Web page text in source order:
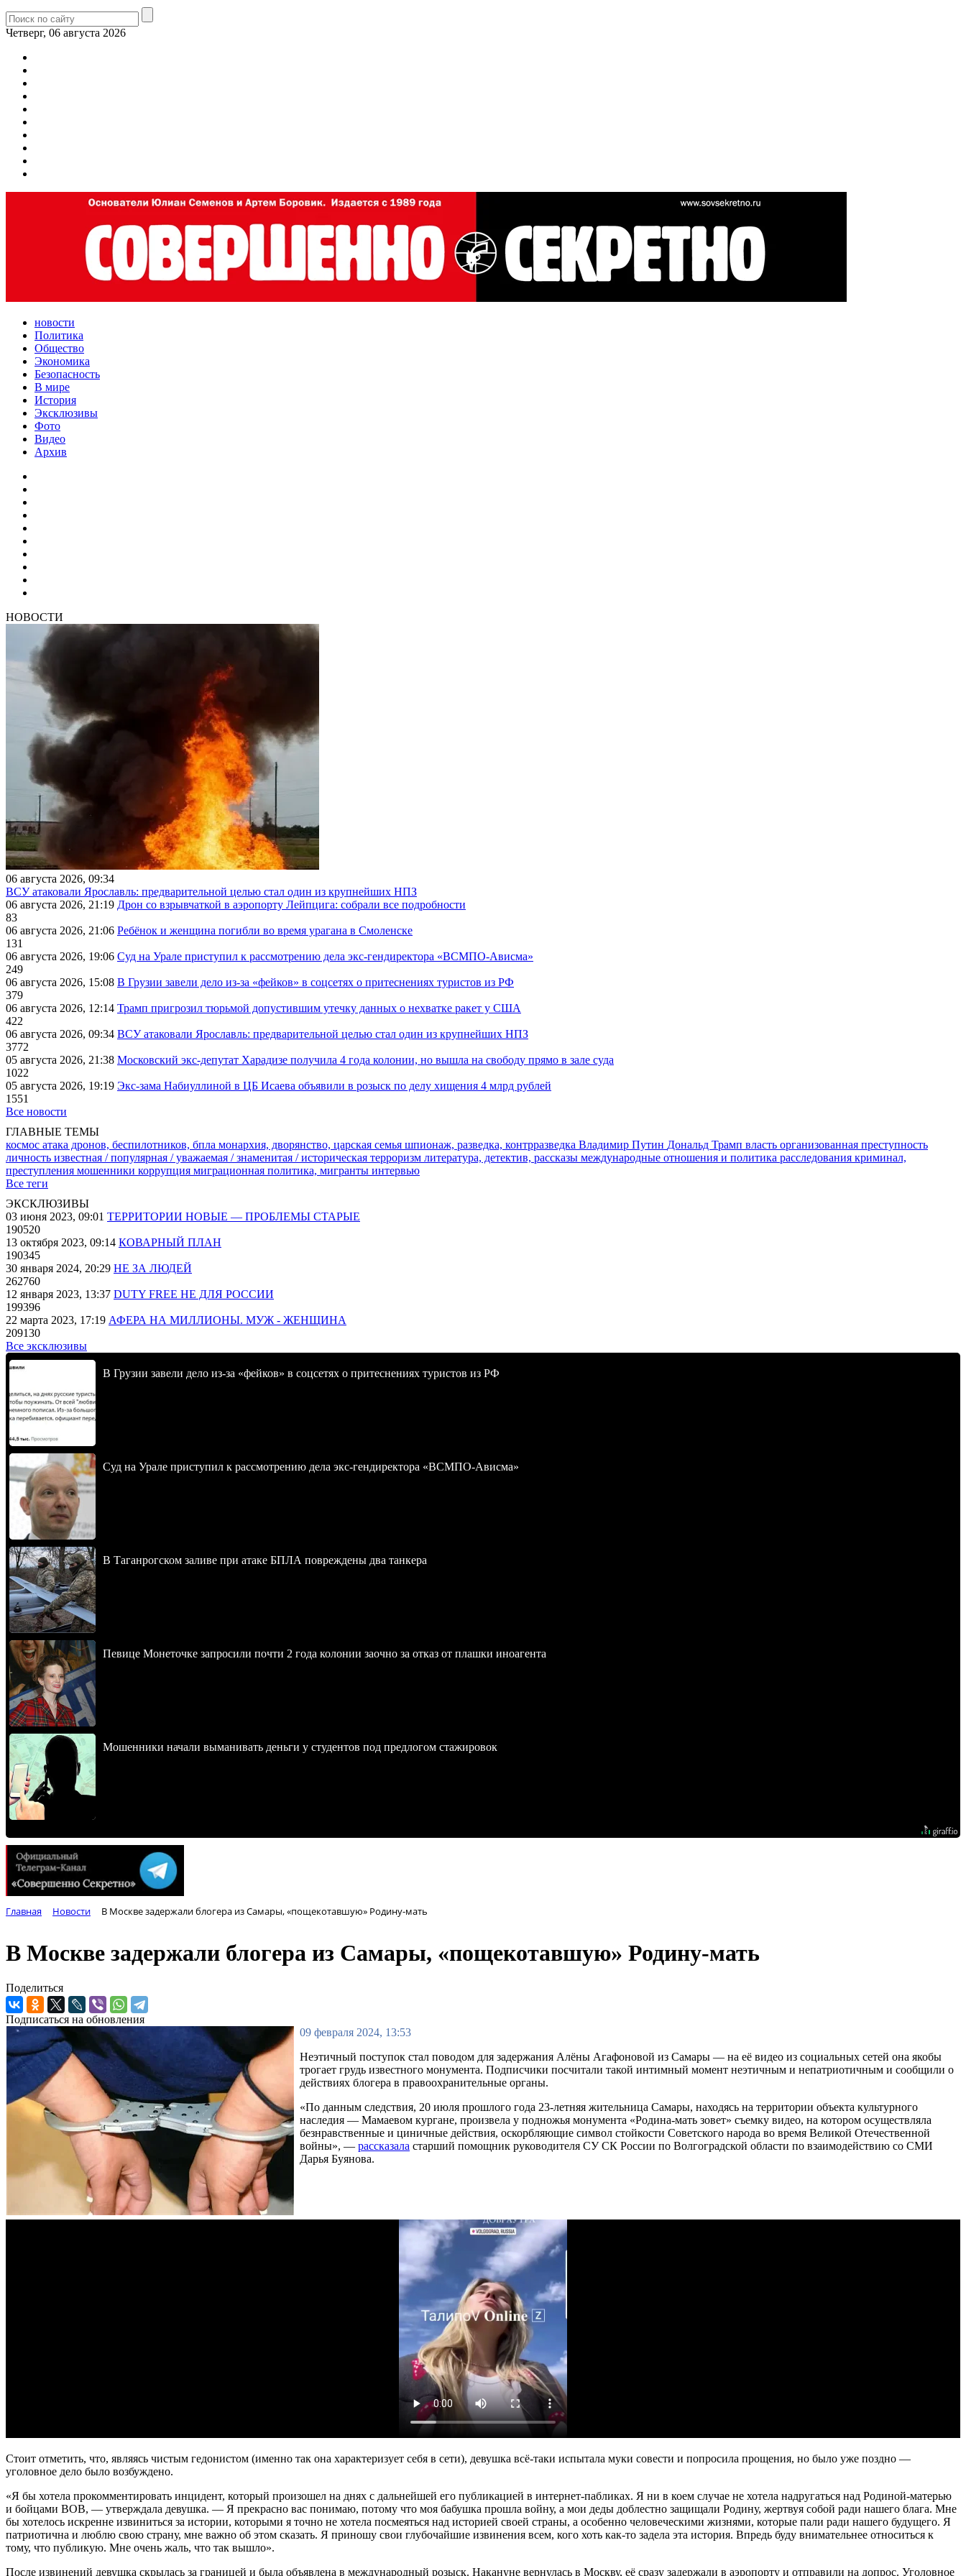
Четверг, 06 августа 2026
новости
Политика
Общество
Экономика
Безопасность
В мире
История
Эксклюзивы
Фото
Видео
Архив
НОВОСТИ
06 августа 2026, 09:34
ВСУ атаковали Ярославль: предварительной целью стал один из крупнейших НПЗ
06 августа 2026, 21:19 Дрон со взрывчаткой в аэропорту Лейпцига: собрали все подробности
83
06 августа 2026, 21:06 Ребёнок и женщина погибли во время урагана в Смоленске
131
06 августа 2026, 19:06 Суд на Урале приступил к рассмотрению дела экс-гендиректора «ВСМПО-Ависма»
249
06 августа 2026, 15:08 В Грузии завели дело из-за «фейков» в соцсетях о притеснениях туристов из РФ
379
06 августа 2026, 12:14 Трамп пригрозил тюрьмой допустившим утечку данных о нехватке ракет у США
422
06 августа 2026, 09:34 ВСУ атаковали Ярославль: предварительной целью стал один из крупнейших НПЗ
3772
05 августа 2026, 21:38 Московский экс-депутат Харадизе получила 4 года колонии, но вышла на свободу прямо в зале суда
1022
05 августа 2026, 19:19 Экс-зама Набиуллиной в ЦБ Исаева объявили в розыск по делу хищения 4 млрд рублей
1551
Все новости
ГЛАВНЫЕ ТЕМЫ
космос атака дронов, беспилотников, бпла монархия, дворянство, царская семья шпионаж, разведка, контрразведка Владимир Путин Дональд Трамп власть организованная преступность
личность известная / популярная / уважаемая / знаменитая / историческая терроризм литература, детектив, рассказы международные отношения и политика расследования криминал,
преступления мошенники коррупция миграционная политика, мигранты интервью
Все теги
ЭКСКЛЮЗИВЫ
03 июня 2023, 09:01 ТЕРРИТОРИИ НОВЫЕ — ПРОБЛЕМЫ СТАРЫЕ
190520
13 октября 2023, 09:14 КОВАРНЫЙ ПЛАН
190345
30 января 2024, 20:29 НЕ ЗА ЛЮДЕЙ
262760
12 января 2023, 13:37 DUTY FREE НЕ ДЛЯ РОССИИ
199396
22 марта 2023, 17:19 АФЕРА НА МИЛЛИОНЫ. МУЖ - ЖЕНЩИНА
209130
Все эксклюзивы
В Грузии завели дело из-за «фейков» в соцсетях о притеснениях туристов из РФ
Суд на Урале приступил к рассмотрению дела экс-гендиректора «ВСМПО-Ависма»
В Таганрогском заливе при атаке БПЛА повреждены два танкера
Певице Монеточке запросили почти 2 года колонии заочно за отказ от плашки иноагента
Мошенники начали выманивать деньги у студентов под предлогом стажировок
Главная Новости В Москве задержали блогера из Самары, «пощекотавшую» Родину-мать
В Москве задержали блогера из Самары, «пощекотавшую» Родину-мать
Поделиться
Подписаться на обновления
09 февраля 2024, 13:53
Неэтичный поступок стал поводом для задержания Алёны Агафоновой из Самары — на её видео из социальных сетей она якобы
трогает грудь известного монумента. Подписчики посчитали такой интимный момент неэтичным и непатриотичным и сообщили о
действиях блогера в правоохранительные органы.
«По данным следствия, 20 июля прошлого года 23-летняя жительница Самары, находясь на территории объекта культурного
наследия — Мамаевом кургане, произвела у подножья монумента «Родина-мать зовет» съемку видео, на котором осуществляла
безнравственные и циничные действия, оскорбляющие символ стойкости Советского народа во время Великой Отечественной
войны», — рассказала старший помощник руководителя СУ СК России по Волгоградской области по взаимодействию со СМИ
Дарья Буянова.
Стоит отметить, что, являясь чистым гедонистом (именно так она характеризует себя в сети), девушка всё-таки испытала муки совести и попросила прощения, но было уже поздно —
уголовное дело было возбуждено.
«Я бы хотела прокомментировать инцидент, который произошел на днях с дальнейшей его публикацией в интернет-пабликах. Я ни в коем случае не хотела надругаться над Родиной-матерью
и бойцами ВОВ, — утверждала девушка. — Я прекрасно вас понимаю, потому что моя бабушка прошла войну, а мои деды доблестно защищали Родину, жертвуя собой ради нашего блага. Мне
бы хотелось искренне извиниться за истории, которыми я точно не хотела посмеяться над историей своей страны, а особенно человеческими жизнями, которые пали ради нашего будущего. Я
патриотична и люблю свою страну, мне важно об этом сказать. Я приношу свои глубочайшие извинения всем, кого хоть как-то задела эта история. Впредь буду внимательнее относиться к
тому, что публикую. Мне очень жаль, что так вышло».
После извинений девушка скрылась за границей и была объявлена в международный розыск. Накануне вернулась в Москву, её сразу задержали в аэропорту и отправили на допрос. Уголовное